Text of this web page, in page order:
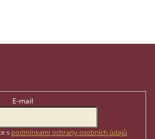
E-mail
s podmínkami ochrany osobních údajů